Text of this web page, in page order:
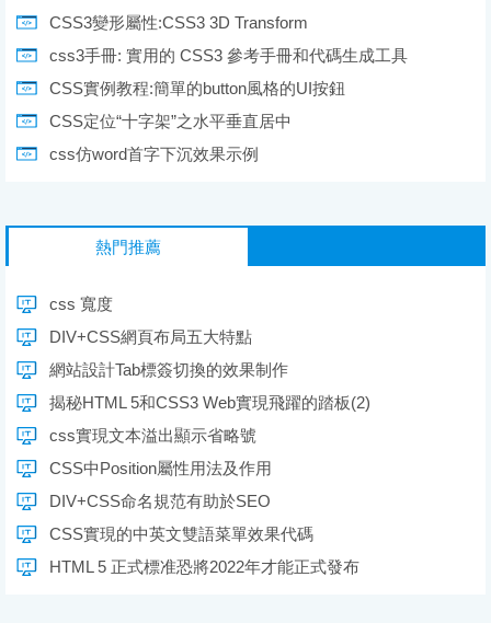
CSS3變形屬性:CSS3 3D Transform
css3手冊: 實用的 CSS3 參考手冊和代碼生成工具
CSS實例教程:簡單的button風格的UI按鈕
CSS定位“十字架”之水平垂直居中
css仿word首字下沉效果示例
熱門推薦
css 寬度
DIV+CSS網頁布局五大特點
網站設計Tab標簽切換的效果制作
揭秘HTML 5和CSS3 Web實現飛躍的踏板(2)
css實現文本溢出顯示省略號
CSS中Position屬性用法及作用
DIV+CSS命名規范有助於SEO
CSS實現的中英文雙語菜單效果代碼
HTML 5 正式標准恐將2022年才能正式發布